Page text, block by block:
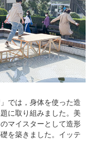
では，身体を使った造
に取り組みました。美
マイスターとして造形
を築きました。イッテ